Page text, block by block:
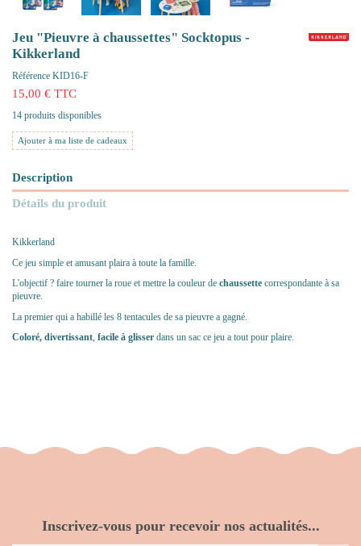
Jeu "Pieuvre à chaussettes" Socktopus -
Kikkerland
Référence KID16-F
15,00 € TTC
14 produits disponibles
Ajouter à ma liste de cadeaux
Description
Détails du produit
Kikkerland
Ce jeu simple et amusant plaira à toute la famille.
L'objectif ? faire tourner la roue et mettre la couleur de chaussette correspondante à sa
pieuvre.
La premier qui a habillé les 8 tentacules de sa pieuvre a gagné.
Coloré, divertissant, facile à glisser dans un sac ce jeu a tout pour plaire.
Inscrivez-vous pour recevoir nos actualités...